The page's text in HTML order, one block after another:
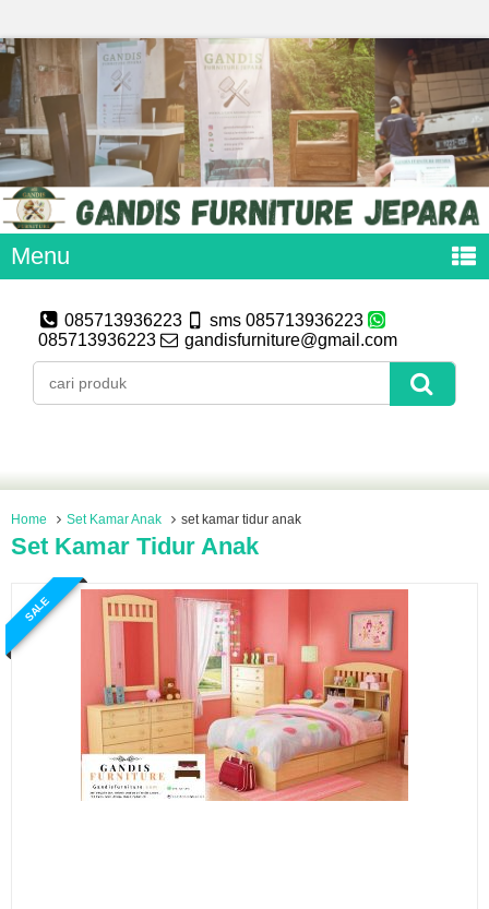
Menu
085713936223
sms 085713936223
085713936223
gandisfurniture@gmail.com
Home Set Kamar Anak set kamar tidur anak
Set Kamar Tidur Anak
SALE